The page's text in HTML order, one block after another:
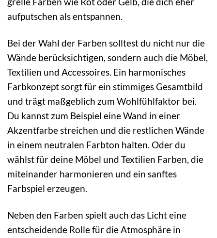
aufputschen als entspannen.
Bei der Wahl der Farben solltest du nicht nur die
Wände berücksichtigen, sondern auch die Möbel,
Textilien und Accessoires. Ein harmonisches
Farbkonzept sorgt für ein stimmiges Gesamtbild
und trägt maßgeblich zum Wohlfühlfaktor bei.
Du kannst zum Beispiel eine Wand in einer
Akzentfarbe streichen und die restlichen Wände
in einem neutralen Farbton halten. Oder du
wählst für deine Möbel und Textilien Farben, die
miteinander harmonieren und ein sanftes
Farbspiel erzeugen.
Neben den Farben spielt auch das Licht eine
entscheidende Rolle für die Atmosphäre in